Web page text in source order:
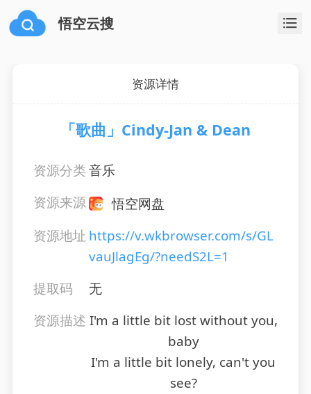
悟空云搜
资源详情
「歌曲」Cindy-Jan & Dean
资源分类音乐
资源来源
悟空网盘
资源地址 https://v.wkbrowser.com/s/GL
vauJlagEg/?needS2L=1
提取码
无
资源描述 I'm a little bit lost without you,
baby
I'm a little bit lonely, can't you
see?